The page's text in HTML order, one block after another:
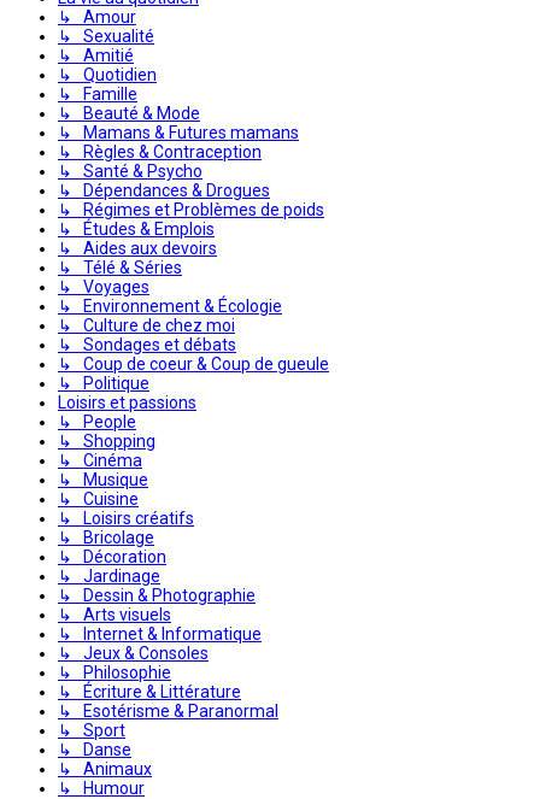
↳ Amour
↳ Sexualité
↳ Amitié
↳ Quotidien
↳ Famille
↳ Beauté & Mode
↳ Mamans & Futures mamans
↳ Règles & Contraception
↳ Santé & Psycho
↳ Dépendances & Drogues
↳ Régimes et Problèmes de poids
↳ Études & Emplois
↳ Aides aux devoirs
↳ Télé & Séries
↳ Voyages
↳ Environnement & Écologie
↳ Culture de chez moi
↳ Sondages et débats
↳ Coup de coeur & Coup de gueule
↳ Politique
Loisirs et passions
↳ People
↳ Shopping
↳ Cinéma
↳ Musique
↳ Cuisine
↳ Loisirs créatifs
↳ Bricolage
↳ Décoration
↳ Jardinage
↳ Dessin & Photographie
↳ Arts visuels
↳ Internet & Informatique
↳ Jeux & Consoles
↳ Philosophie
↳ Écriture & Littérature
↳ Esotérisme & Paranormal
↳ Sport
↳ Danse
↳ Animaux
↳ Humour